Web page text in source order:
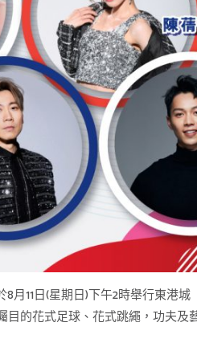
月11日(星期日)下午2時舉行東港城
的花式足球、花式跳繩，功夫及